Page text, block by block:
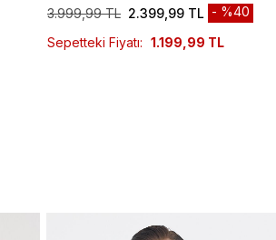
3.999,99 TL 2.399,99 TL
%40
Sepetteki Fiyatı: 1.199,99 TL